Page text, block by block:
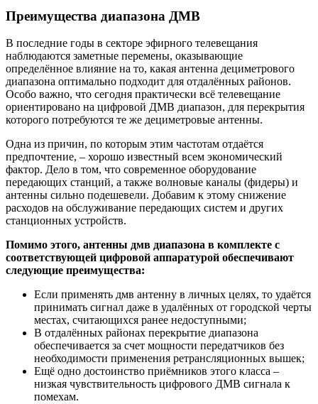
Преимущества диапазона ДМВ
В последние годы в секторе эфирного телевещания
наблюдаются заметные перемены, оказывающие
определённое влияние на то, какая антенна дециметрового
диапазона оптимально подходит для отдалённых районов.
Особо важно, что сегодня практически всё телевещание
ориентировано на цифровой ДМВ диапазон, для перекрытия
которого потребуются те же дециметровые антенны.
Одна из причин, по которым этим частотам отдаётся
предпочтение, – хорошо известный всем экономический
фактор. Дело в том, что современное оборудование
передающих станций, а также волновые каналы (фидеры) и
антенны сильно подешевели. Добавим к этому снижение
расходов на обслуживание передающих систем и других
станционных устройств.
Помимо этого, антенны дмв диапазона в комплекте с
соответствующей цифровой аппаратурой обеспечивают
следующие преимущества:
Если применять дмв антенну в личных целях, то удаётся
принимать сигнал даже в удалённых от городской черты
местах, считающихся ранее недоступными;
В отдалённых районах перекрытие диапазона
обеспечивается за счет мощности передатчиков без
необходимости применения ретрансляционных вышек;
Ещё одно достоинство приёмников этого класса –
низкая чувствительность цифрового ДМВ сигнала к
помехам.